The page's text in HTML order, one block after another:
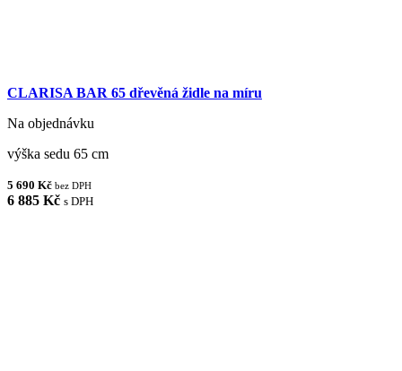
CLARISA BAR 65 dřevěná židle na míru
Na objednávku
výška sedu 65 cm
5 690 Kč bez DPH
6 885 Kč s DPH